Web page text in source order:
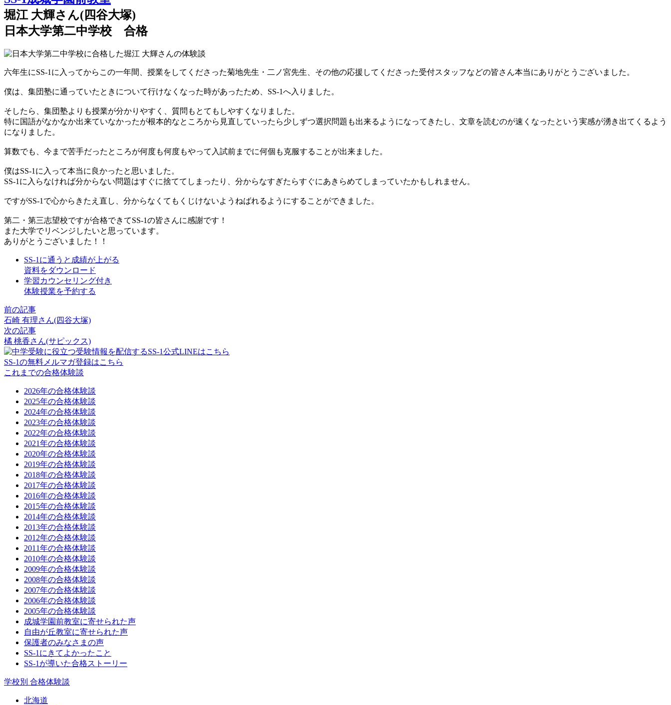
堀江 大輝さん(四谷大塚)
日本大学第二中学校 合格
六年生にSS-1に入ってからこの一年間、授業をしてくださった菊地先生・二ノ宮先生、その他の応援してくださった受付スタッフなどの皆さん本当にありがとうございました。
僕は、集団塾に通っていたときについて行けなくなった時があったため、SS-1へ入りました。
そしたら、集団塾よりも授業が分かりやすく、質問もとてもしやすくなりました。
特に国語がなかなか出来ていなかったが根本的なところから見直していったら少しずつ選択問題も出来るようになってきたし、文章を読むのが速くなったという実感が湧き出てくるよう
になりました。
算数でも、今まで苦手だったところが何度も何度もやって入試前までに何個も克服することが出来ました。
僕はSS-1に入って本当に良かったと思いました。
SS-1に入らなければ分からない問題はすぐに捨ててしまったり、分からなすぎたらすぐにあきらめてしまっていたかもしれません。
ですがSS-1で心からきたえ直し、分からなくてもくじけないようねばれるようにすることができました。
第二・第三志望校ですが合格できてSS-1の皆さんに感謝です！
また大学でリベンジしたいと思っています。
ありがとうございました！！
SS-1に通うと成績が上がる
資料をダウンロード
学習カウンセリング付き
体験授業を予約する
前の記事
石崎 有理さん(四谷大塚)
次の記事
橘 桃香さん(サピックス)
SS-1の無料メルマガ登録はこちら
これまでの合格体験談
2026年の合格体験談
2025年の合格体験談
2024年の合格体験談
2023年の合格体験談
2022年の合格体験談
2021年の合格体験談
2020年の合格体験談
2019年の合格体験談
2018年の合格体験談
2017年の合格体験談
2016年の合格体験談
2015年の合格体験談
2014年の合格体験談
2013年の合格体験談
2012年の合格体験談
2011年の合格体験談
2010年の合格体験談
2009年の合格体験談
2008年の合格体験談
2007年の合格体験談
2006年の合格体験談
2005年の合格体験談
成城学園前教室に寄せられた声
自由が丘教室に寄せられた声
保護者のみなさまの声
SS-1にきてよかったこと
SS-1が導いた合格ストーリー
学校別 合格体験談
北海道